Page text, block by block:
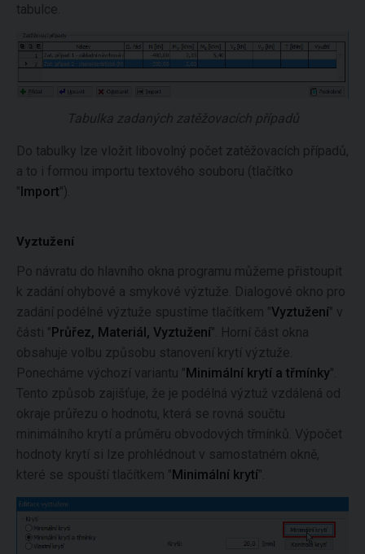
tabulce.
Tabulka zadaných zatěžovacích případů
Do tabulky lze vložit libovolný počet zatěžovacích případů,
a to i formou importu textového souboru (tlačítko
"Import").
Vyztužení
Po návratu do hlavního okna programu můžeme přistoupit
k zadání ohybové a smykové výztuže. Dialogové okno pro
zadání podélné výztuže spustíme tlačítkem "Vyztužení" v
části "Průřez, Materiál, Vyztužení". Horní část okna
obsahuje volbu způsobu stanovení krytí výztuže.
Ponecháme výchozí variantu "Minimální krytí a třmínky".
Tento způsob zajišťuje, že je podélná výztuž vzdálená od
okraje průřezu o hodnotu, která se rovná součtu
minimálního krytí a průměru obvodových třmínků. Výpočet
hodnoty krytí si lze prohlédnout v samostatném okně,
které se spouští tlačítkem "Minimální krytí".